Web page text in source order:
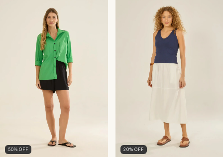
50% OFF 20% OFF